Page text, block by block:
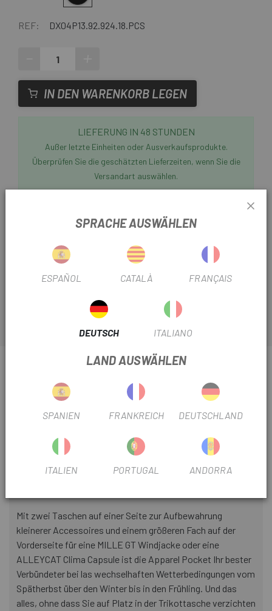
REF: DX04P13.92.924.18.PCS
IN DEN WARENKORB LEGEN
LIEFERUNG IN 48 STUNDEN
Außer letzte Einheiten oder Ausverkaufsprodukte.
Überprüfen Sie die geschätzten Lieferzeiten, wenn Sie die
Versandart auswählen.
eine 27 cm lange hülle , die perfekt in Ihren
Handschuhe, Jacken oder andere wichtige
Notfallkleidungsstücke aufzubewahren und trocken zu
halten.
INFORMATIONEN ÜBER UNS
BEKLEIDUNGSTASCHE ASSOS EVO-FLASCHE
BAUJAHR
Mit zwei Taschen auf einer Seite zur Aufbewahrung
kleinerer Accessoires und einem größeren Fach auf der
Vorderseite für eine MILLE GT Windjacke oder eine
ALLEYCAT Clima Capsule ist die Apparel Pocket Ihr bester
Verbündeter bei las wechselhaften Wetterbedingungen vom
Spätherbst über den Winter bis in den Frühling. Und das
alles, ohne dass Sie auf Platz in der Trikottasche verzichten
SPRACHE AUSWÄHLEN
ESPAÑOL CATALÀ FRANÇAIS
DEUTSCH ITALIANO
LAND AUSWÄHLEN
SPANIEN FRANKREICH DEUTSCHLAND
ITALIEN PORTUGAL ANDORRA